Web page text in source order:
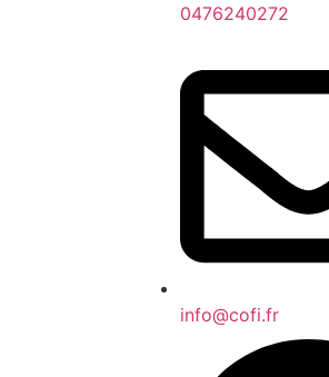
0476240272
info@cofi.fr